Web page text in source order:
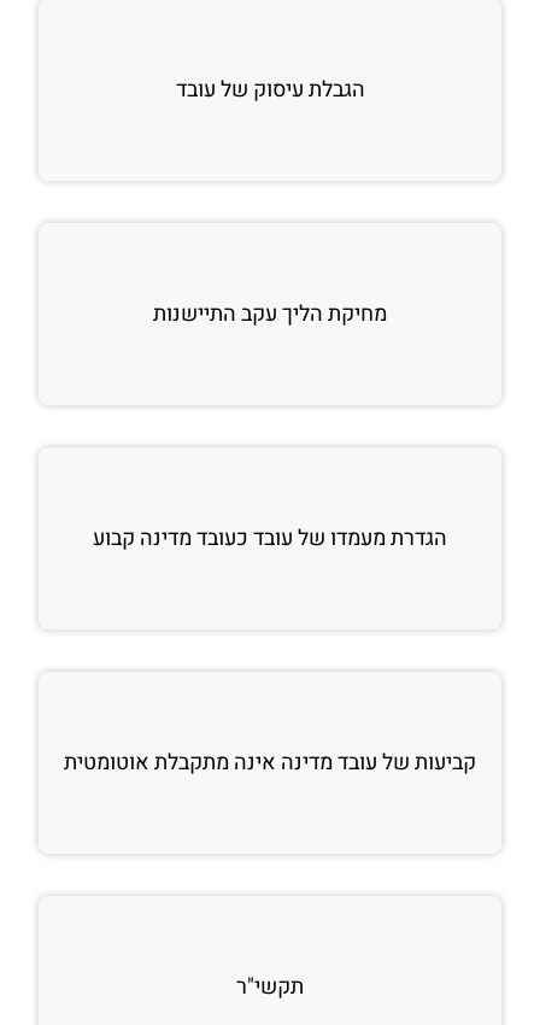
הגבלת עיסוק של עובד
מחיקת הליך עקב התיישנות
הגדרת מעמדו של עובד כעובד מדינה קבוע
קביעות של עובד מדינה אינה מתקבלת אוטומטית
תקשי"ר